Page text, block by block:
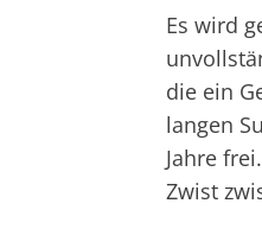
Es wird
die ein
langen
Jahre
Zwist